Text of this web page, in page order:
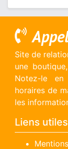
Site de
une
Notez-le
horaires de
les
Liens utiles